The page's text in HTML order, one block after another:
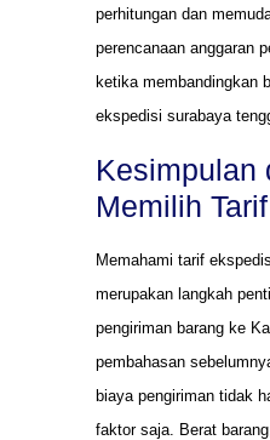
perhitungan dan
perencanaan anggaran
ketika membandingkan
ekspedisi surabaya
Kesimpulan
Memilih
Memahami tarif
merupakan langkah
pengiriman barang ke
pembahasan
biaya pengiriman tidak
faktor saja. Berat